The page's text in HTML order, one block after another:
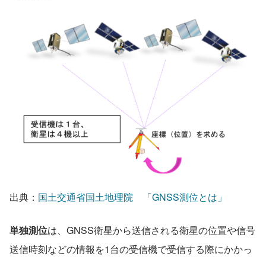
出典： 国土交通省国土地理院　「GNSS測位とは」
単独測位は、GNSS衛星から送信される衛星の位置や信号
送信時刻などの情報を1台の受信機で受信する際にかかっ